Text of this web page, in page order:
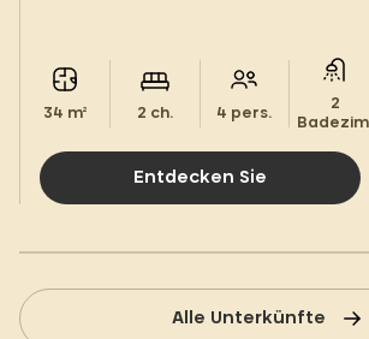
werden Sie sich wie zu Hause fühlen!
34 m² 2 ch. 4 pers.
2
Entdecken Sie
Alle Unterkünfte